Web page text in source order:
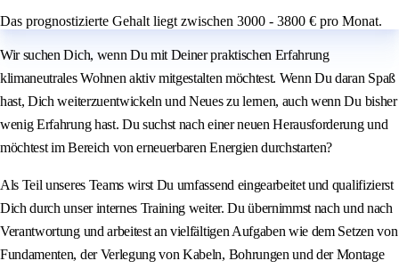
Das prognostizierte Gehalt liegt zwischen 3000 - 3800 € pro Monat.
Wir suchen Dich, wenn Du mit Deiner praktischen Erfahrung
klimaneutrales Wohnen aktiv mitgestalten möchtest. Wenn Du daran Spaß
hast, Dich weiterzuentwickeln und Neues zu lernen, auch wenn Du bisher
wenig Erfahrung hast. Du suchst nach einer neuen Herausforderung und
möchtest im Bereich von erneuerbaren Energien durchstarten?
Als Teil unseres Teams wirst Du umfassend eingearbeitet und qualifizierst
Dich durch unser internes Training weiter. Du übernimmst nach und nach
Verantwortung und arbeitest an vielfältigen Aufgaben wie dem Setzen von
Fundamenten, der Verlegung von Kabeln, Bohrungen und der Montage